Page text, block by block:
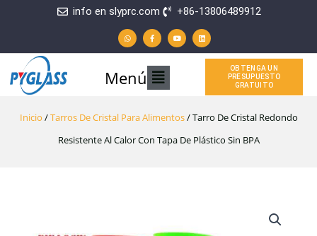
contenido
info en slyprc.com +86-13806489912
h
a
t
s
p
a
c
e
b
o
k
-
f
o
u
t
u
i
n
k
e
Menú
Menú
OBTENGA UN
PRESUPUESTO
GRATUITO
Inicio /Tarros De Cristal Para Alimentos/ Tarro De Cristal Redondo
Resistente Al Calor Con Tapa De Plástico Sin BPA